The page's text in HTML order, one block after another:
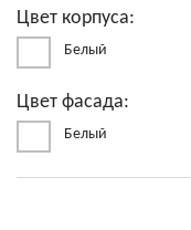
Цвет корпуса:
Белый
Цвет фасада:
Белый